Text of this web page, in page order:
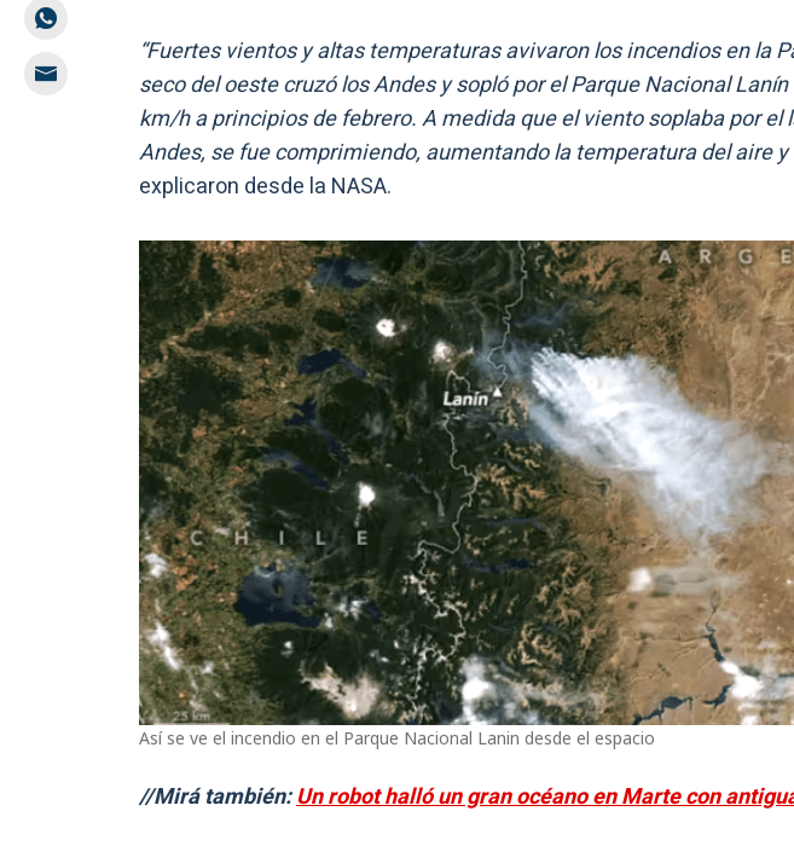
“Fuertes vientos y altas temperaturas avivaron los incendios en la
seco del oeste cruzó los Andes y sopló por el Parque Nacional
km/h a principios de febrero. A medida que el viento soplaba por el
Andes, se fue comprimiendo, aumentando la temperatura del aire
explicaron desde la NASA.
Así se ve el incendio en el Parque Nacional Lanin desde el espacio
//Mirá también:Un robot halló un gran océano en Marte con